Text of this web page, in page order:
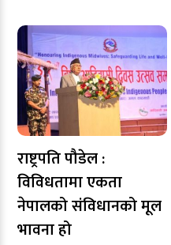
राष्ट्रपति पौडेल :
विविधतामा एकता
नेपालको संविधानको मूल
भावना हो